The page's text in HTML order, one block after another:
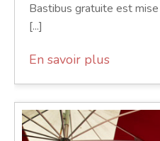
Bastibus gratuite est
[...]
En savoir plus